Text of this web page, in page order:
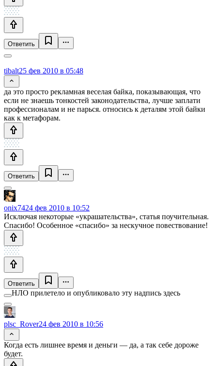
Ответить
tibalt25 фев 2010 в 05:48
да это просто рекламная веселая байка, показывающая, что
если не знаешь тонкостей законодательства, лучше заплати
профессионалам и не парься. относись к деталям этой байки
как к метафорам.
Ответить
onix7424 фев 2010 в 10:52
Исключая некоторые «украшательства», статья поучительная.
Спасибо! Особенное «спасибо» за нескучное повествование!
Ответить
НЛО прилетело и опубликовало эту надпись здесь
plsc_Rover24 фев 2010 в 10:56
Когда есть лишнее время и деньги — да, а так себе дороже
будет.